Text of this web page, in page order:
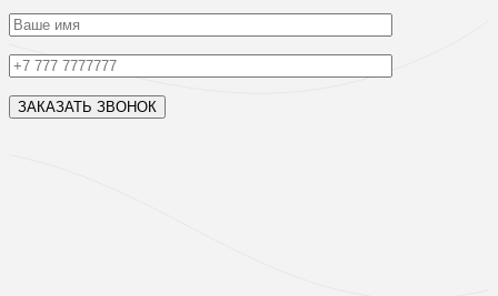
ОТПРАВИТЬ ЗАЯВКУ НА РАСЧЕТ